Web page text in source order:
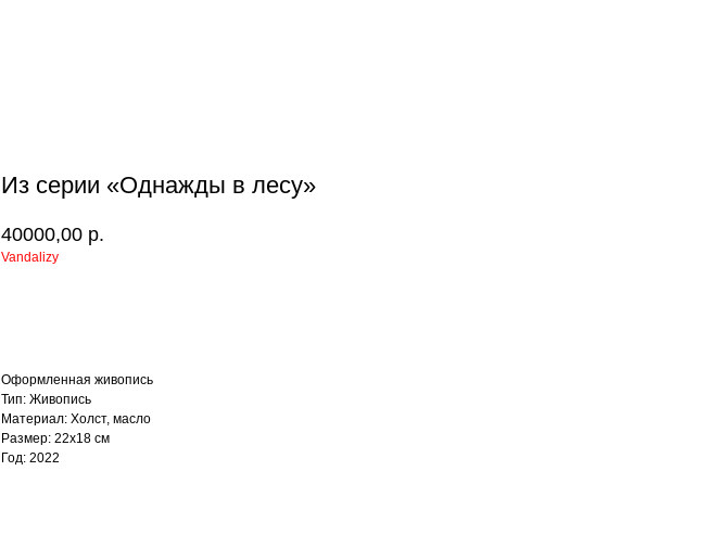
Из серии «Однажды в лесу»
40000,00 р.
Vandalizy
Оформленная живопись
Тип: Живопись
Материал: Холст, масло
Размер: 22х18 см
Год: 2022